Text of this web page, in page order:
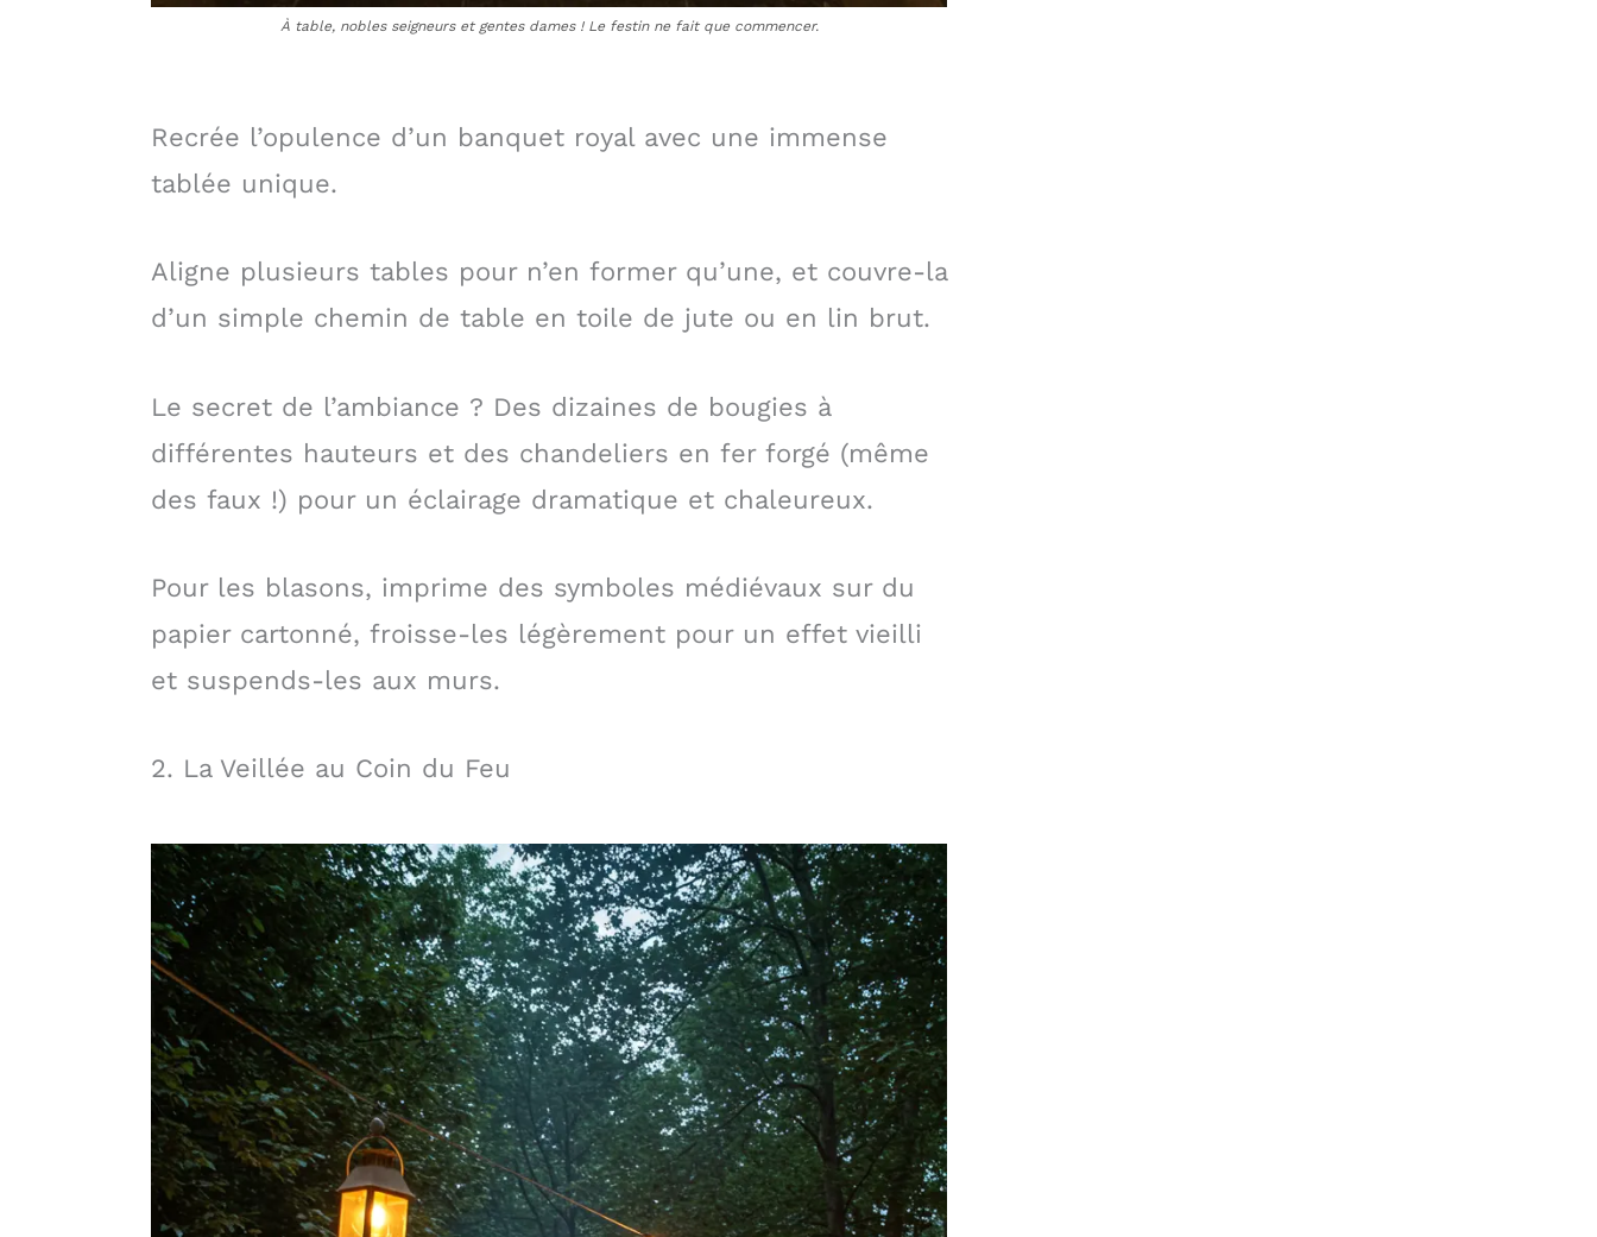
À table, nobles seigneurs et gentes dames ! Le festin ne fait que commencer.
Recrée l’opulence d’un banquet royal avec une immense
tablée unique.
Aligne plusieurs tables pour n’en former qu’une, et couvre-la
d’un simple chemin de table en toile de jute ou en lin brut.
Le secret de l’ambiance ? Des dizaines de bougies à
différentes hauteurs et des chandeliers en fer forgé (même
des faux !) pour un éclairage dramatique et chaleureux.
Pour les blasons, imprime des symboles médiévaux sur du
papier cartonné, froisse-les légèrement pour un effet vieilli
et suspends-les aux murs.
2. La Veillée au Coin du Feu